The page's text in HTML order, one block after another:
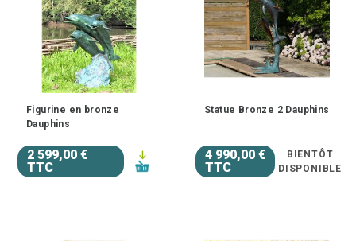
Figurine en bronze
Dauphins
2 599,00 €
TTC
Statue Bronze 2 Dauphins
4 990,00 €
TTC
BIENTÔT
DISPONIBLE